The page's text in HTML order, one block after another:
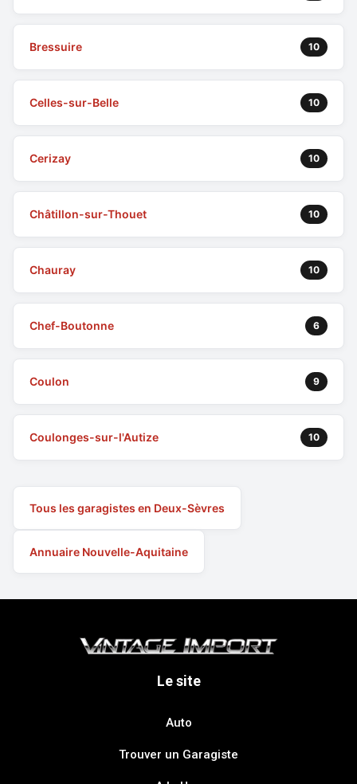
Bressuire 10
Celles-sur-Belle 10
Cerizay 10
Châtillon-sur-Thouet 10
Chauray 10
Chef-Boutonne 6
Coulon 9
Coulonges-sur-l'Autize 10
Tous les garagistes en Deux-Sèvres
Annuaire Nouvelle-Aquitaine
Le site
Auto
Trouver un Garagiste